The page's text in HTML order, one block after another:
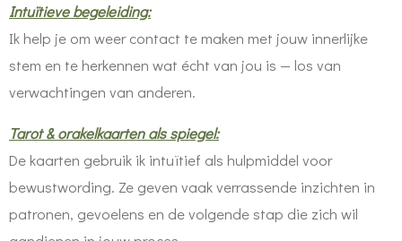
Intuïtieve begeleiding:
Ik help je om weer contact te maken met jouw innerlijke
stem en te herkennen wat écht van jou is — los van
verwachtingen van anderen.
Tarot & orakelkaarten als spiegel:
De kaarten gebruik ik intuïtief als hulpmiddel voor
bewustwording. Ze geven vaak verrassende inzichten in
patronen, gevoelens en de volgende stap die zich wil